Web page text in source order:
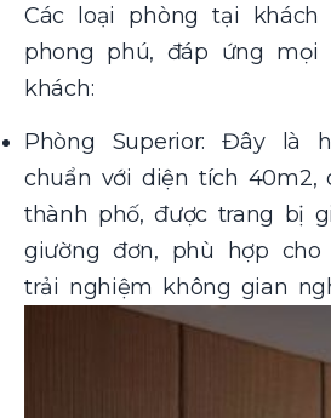
Các loại phòng tại
phong phú, đáp ứng mọi
khách:
Phòng Superior: Đây là
chuẩn với diện tích 40m2,
thành phố, được trang bị
giường đơn, phù hợp
trải nghiệm không gian